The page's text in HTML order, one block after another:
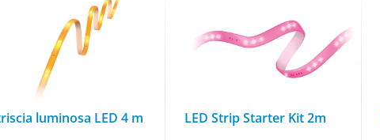
luminosa LED 4 m
LED Strip Starter Kit 2m